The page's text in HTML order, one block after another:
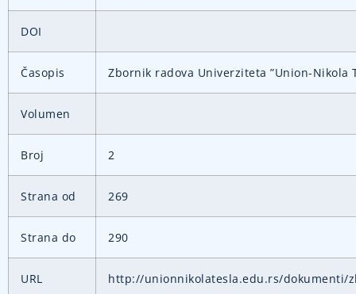
DOI
Časopis Zbornik radova Univerziteta ”Union-Nikola
Volumen
Broj 2
Strana od 269
Strana do 290
URL http://unionnikolatesla.edu.rs/dokumenti/